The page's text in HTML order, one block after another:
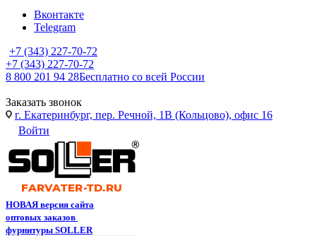
Вконтакте
Telegram
+7 (343) 227-70-72
+7 (343) 227-70-72
8 800 201 94 28Бесплатно со всей России
Заказать звонок
г. Екатеринбург, пер. Речной, 1В (Кольцово), офис 16
Войти
НОВАЯ версия сайта
оптовых заказов
фурнитуры SOLLER